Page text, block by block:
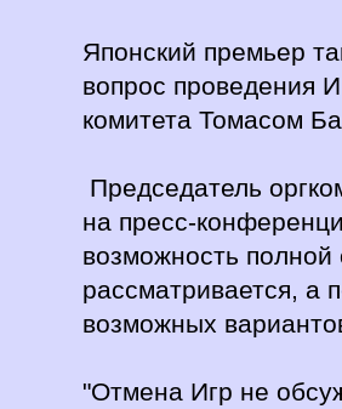
Японский премьер
вопрос проведения
комитета Томасом
Председатель
на пресс-
возможность
рассматривается, а
возможных
"Отмена Игр не